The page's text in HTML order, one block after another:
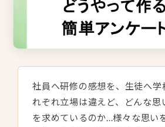
社員へ研修の感想を、生徒へ学
れぞれ立場は違えど、どんな思
を求めているのか...様々な思い